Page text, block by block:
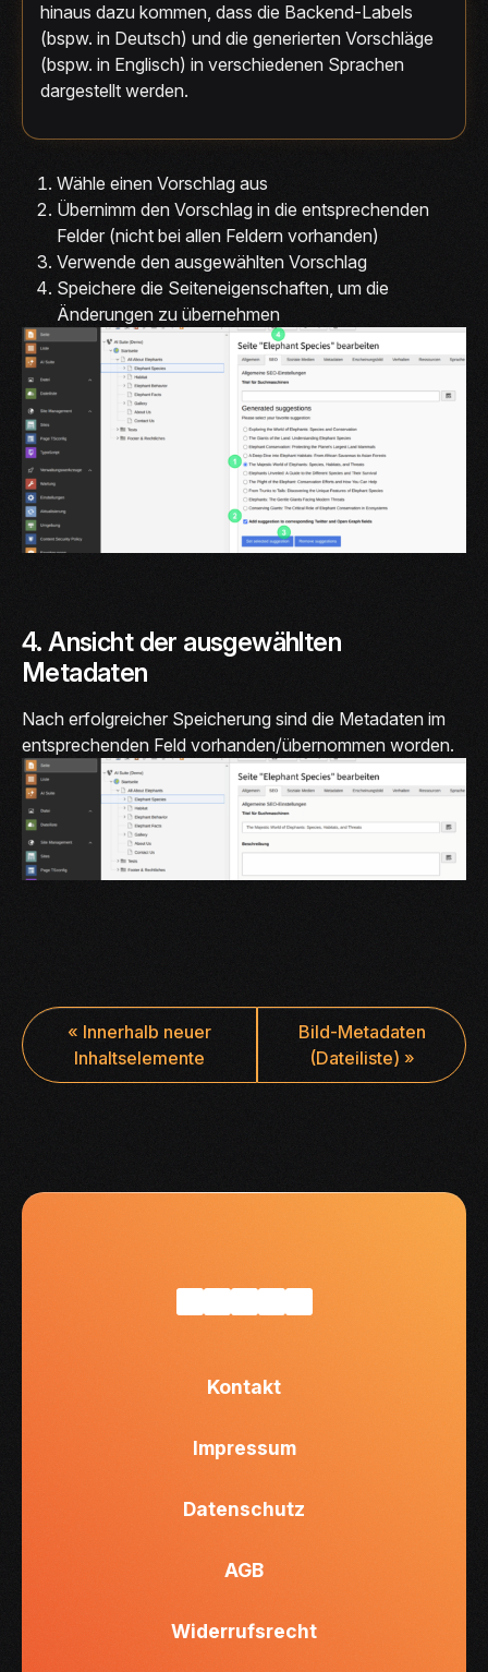
hinaus dazu kommen, dass die Backend-Labels
(bspw. in Deutsch) und die generierten Vorschläge
(bspw. in Englisch) in verschiedenen Sprachen
dargestellt werden.
Wähle einen Vorschlag aus
Übernimm den Vorschlag in die entsprechenden
Felder (nicht bei allen Feldern vorhanden)
Verwende den ausgewählten Vorschlag
Speichere die Seiteneigenschaften, um die
Änderungen zu übernehmen
4. Ansicht der ausgewählten
Metadaten
Nach erfolgreicher Speicherung sind die Metadaten im
entsprechenden Feld vorhanden/übernommen worden.
« Innerhalb neuer
Inhaltselemente
Bild-Metadaten
(Dateiliste) »
Kontakt
Impressum
Datenschutz
AGB
Widerrufsrecht